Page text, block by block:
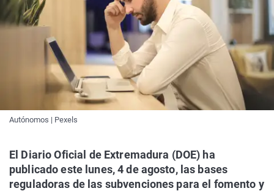
Autónomos | Pexels
El Diario Oficial de Extremadura (DOE) ha
publicado este lunes, 4 de agosto, las bases
reguladoras de las subvenciones para el fomento y